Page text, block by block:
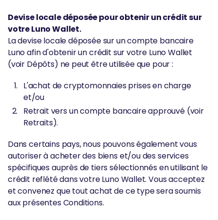
Devise locale déposée pour obtenir un crédit sur
votre Luno Wallet.
La devise locale déposée sur un compte bancaire
Luno afin d'obtenir un crédit sur votre Luno Wallet
(voir Dépôts) ne peut être utilisée que pour :
L'achat de cryptomonnaies prises en charge
et/ou
Retrait vers un compte bancaire approuvé (voir
Retraits).
Dans certains pays, nous pouvons également vous
autoriser à acheter des biens et/ou des services
spécifiques auprès de tiers sélectionnés en utilisant le
crédit reflété dans votre Luno Wallet. Vous acceptez
et convenez que tout achat de ce type sera soumis
aux présentes Conditions.